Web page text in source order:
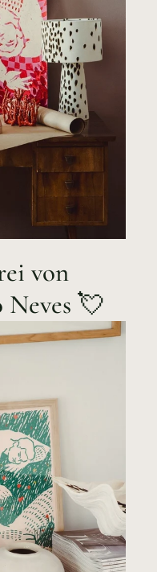
von
Neves 💘